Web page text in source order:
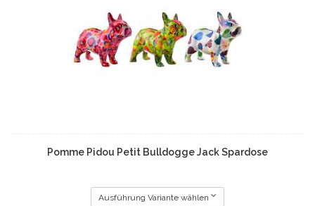
Pomme Pidou Petit Bulldogge Jack Spardose
Ausführung Variante wählen